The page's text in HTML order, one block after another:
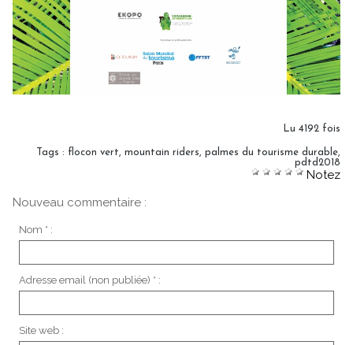
Lu 4192 fois
Tags : flocon vert mountain riders palmes du tourisme durable
pdtd2018
Notez
Nouveau commentaire :
Nom * :
Adresse email (non publiée) * :
Site web :